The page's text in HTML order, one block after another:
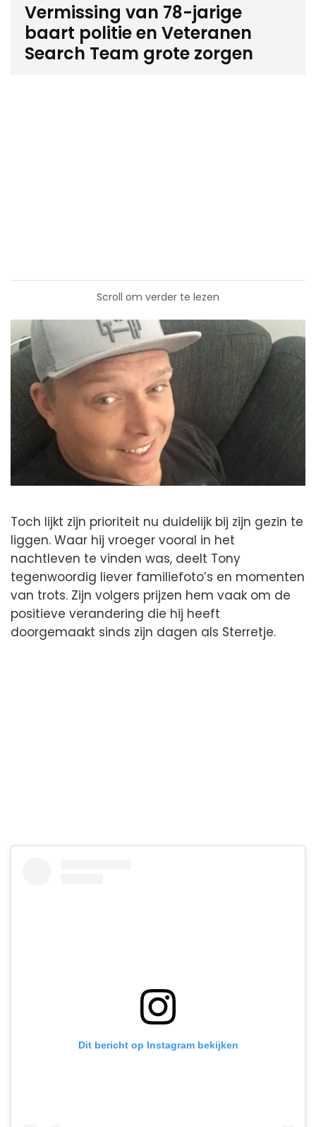
Vermissing van 78-jarige
baart politie en Veteranen
Search Team grote zorgen
Scroll om verder te lezen
Toch lijkt zijn prioriteit nu duidelijk bij zijn gezin te
liggen. Waar hij vroeger vooral in het
nachtleven te vinden was, deelt Tony
tegenwoordig liever familiefoto’s en momenten
van trots. Zijn volgers prijzen hem vaak om de
positieve verandering die hij heeft
doorgemaakt sinds zijn dagen als Sterretje.
Dit bericht op Instagram bekijken